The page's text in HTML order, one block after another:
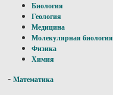
Биология
Геология
Медицина
Молекулярная биология
Физика
Химия
- Математика